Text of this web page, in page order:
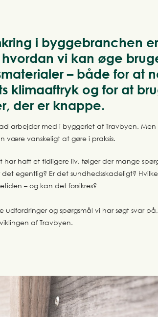
i byggebranchen
vi kan øge
– både for at
klimaaftryk og for at
der er knappe.
arbejder med i byggeriet af Travbyen.
være vanskeligt at gøre i praksis.
har haft et tidligere liv, følger der mange
egentlig? Er det sundhedsskadeligt?
– og kan det forsikres?
udfordringer og spørgsmål vi har søgt svar
af Travbyen.